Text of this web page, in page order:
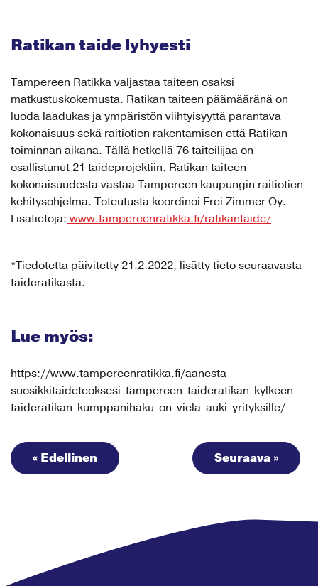
Ratikan taide lyhyesti
Tampereen Ratikka valjastaa taiteen osaksi
matkustuskokemusta. Ratikan taiteen päämääränä on
luoda laadukas ja ympäristön viihtyisyyttä parantava
kokonaisuus sekä raitiotien rakentamisen että Ratikan
toiminnan aikana. Tällä hetkellä 76 taiteilijaa on
osallistunut 21 taideprojektiin. Ratikan taiteen
kokonaisuudesta vastaa Tampereen kaupungin raitiotien
kehitysohjelma. Toteutusta koordinoi Frei Zimmer Oy.
Lisätietoja: www.tampereenratikka.fi/ratikantaide/
*Tiedotetta päivitetty 21.2.2022, lisätty tieto seuraavasta
taideratikasta.
Lue myös:
https://www.tampereenratikka.fi/aanesta-
suosikkitaideteoksesi-tampereen-taideratikan-kylkeen-
taideratikan-kumppanihaku-on-viela-auki-yrityksille/
Seuraava »
« Edellinen